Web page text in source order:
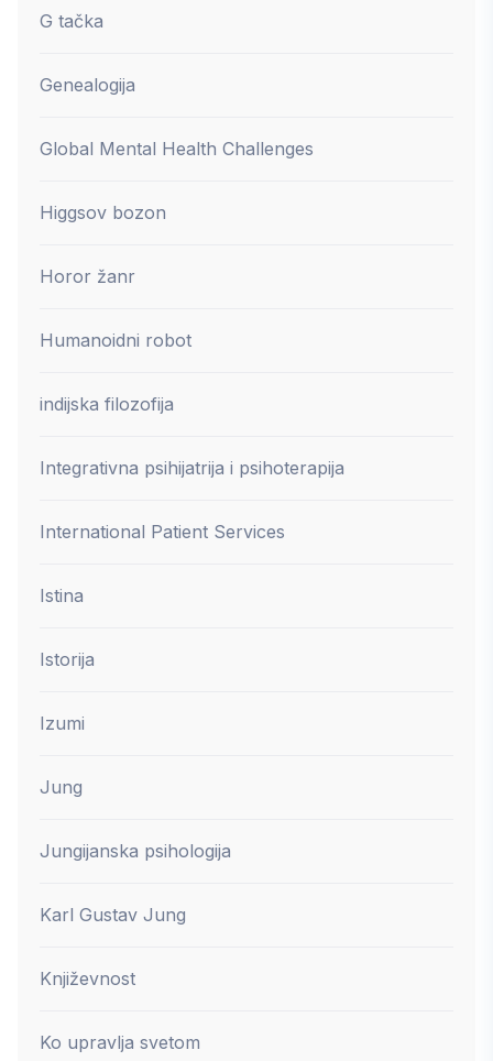
G tačka
Genealogija
Global Mental Health Challenges
Higgsov bozon
Horor žanr
Humanoidni robot
indijska filozofija
Integrativna psihijatrija i psihoterapija
International Patient Services
Istina
Istorija
Izumi
Jung
Jungijanska psihologija
Karl Gustav Jung
Književnost
Ko upravlja svetom